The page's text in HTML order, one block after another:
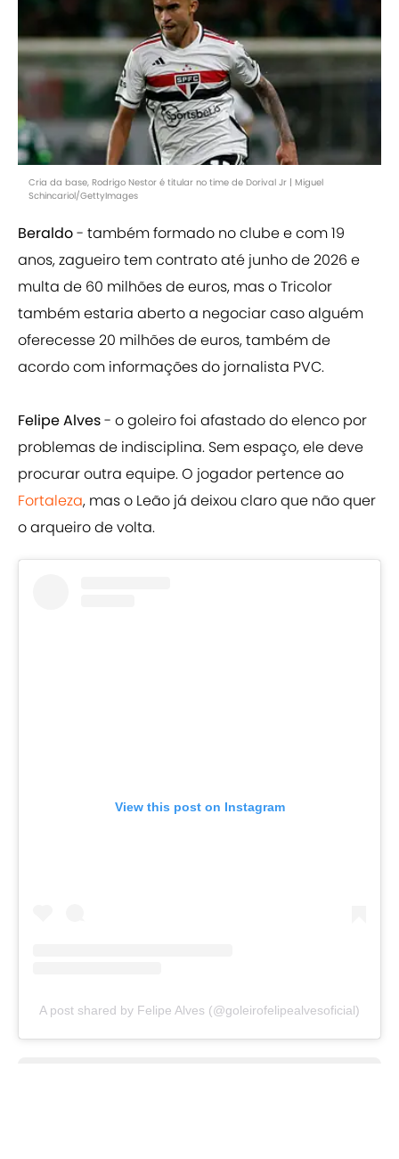
Cria da base, Rodrigo Nestor é titular no time de Dorival Jr | Miguel
Schincariol/GettyImages
Beraldo- também formado no clube e com 19
anos, zagueiro tem contrato até junho de 2026 e
multa de 60 milhões de euros, mas o Tricolor
também estaria aberto a negociar caso alguém
oferecesse 20 milhões de euros, também de
acordo com informações do jornalista PVC.
Felipe Alves- o goleiro foi afastado do elenco por
problemas de indisciplina. Sem espaço, ele deve
procurar outra equipe. O jogador pertence ao
Fortaleza, mas o Leão já deixou claro que não quer
o arqueiro de volta.
View this post on Instagram
A post shared by Felipe Alves (@goleirofelipealvesoficial)